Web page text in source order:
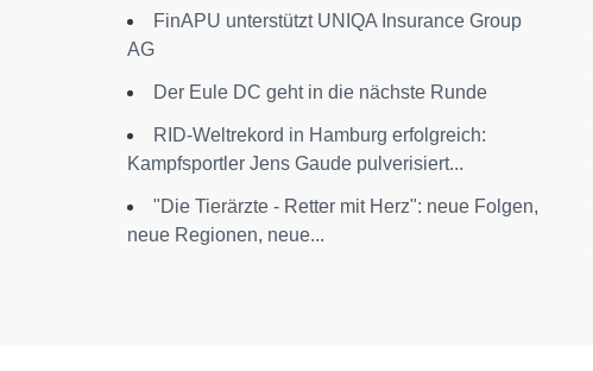
FinAPU unterstützt UNIQA Insurance Group
AG
Der Eule DC geht in die nächste Runde
RID-Weltrekord in Hamburg erfolgreich:
Kampfsportler Jens Gaude pulverisiert...
"Die Tierärzte - Retter mit Herz": neue Folgen,
neue Regionen, neue...